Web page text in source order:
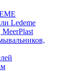
Ledeme